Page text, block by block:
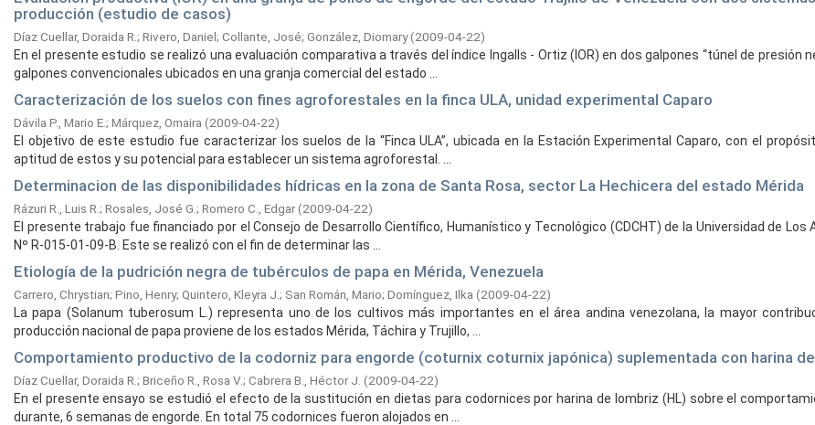
producción (estudio de casos)
Díaz Cuellar, Doraida R. ; Rivero, Daniel; Collante, José; González, Diomary(2009-04-22)
En el presente estudio se realizó una evaluación comparativa a través del índice Ingalls - Ortiz (IOR) en dos galpones “túnel de presión
galpones convencionales ubicados en una granja comercial del estado ...
Caracterización de los suelos con fines agroforestales en la finca ULA, unidad experimental Caparo
Dávila P., Mario E.; Márquez, Omaira (2009-04-22)
El objetivo de este estudio fue caracterizar los suelos de la “Finca ULA”, ubicada en la Estación Experimental Caparo, con el
aptitud de estos y su potencial para establecer un sistema agroforestal. ...
Determinacion de las disponibilidades hídricas en la zona de Santa Rosa, sector La Hechicera del estado Mérida
Rázuri R., Luis R. ; Rosales, José G. ; Romero C., Edgar(2009-04-22)
El presente trabajo fue financiado por el Consejo de Desarrollo Científico, Humanístico y Tecnológico (CDCHT) de la Universidad de Los
Nº R-015-01-09-B. Este se realizó con el fin de determinar las ...
Etiología de la pudrición negra de tubérculos de papa en Mérida, Venezuela
Carrero, Chrystian; Pino, Henry; Quintero, Kleyra J. ; San Román, Mario; Domínguez, Ilka (2009-04-22)
La papa (Solanum tuberosum L.) representa uno de los cultivos más importantes en el área andina venezolana, la mayor
producción nacional de papa proviene de los estados Mérida, Táchira y Trujillo, ...
Comportamiento productivo de la codorniz para engorde (coturnix coturnix japónica) suplementada con harina
Díaz Cuellar, Doraida R. ; Briceño R., Rosa V.; Cabrera B., Héctor J. (2009-04-22)
En el presente ensayo se estudió el efecto de la sustitución en dietas para codornices por harina de lombriz (HL) sobre el
durante, 6 semanas de engorde. En total 75 codornices fueron alojados en ...